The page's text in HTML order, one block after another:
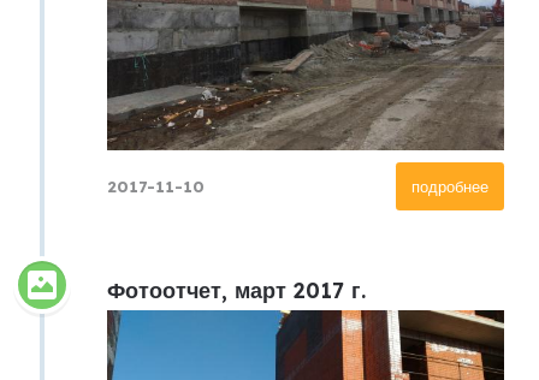
подробнее
2017-11-10
Фотоотчет, март 2017 г.